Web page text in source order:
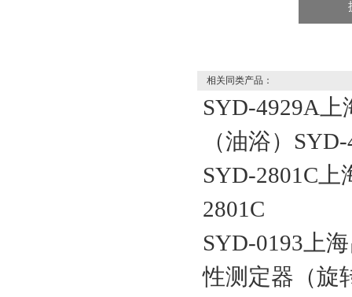
相关同类产品：
SYD-4929A
（油浴）
SYD-2801C
2801C
SYD-0193上
性测定器（旋